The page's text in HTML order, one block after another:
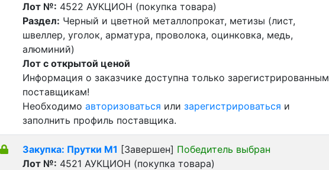
Лот №: 4522 АУКЦИОН (покупка товара)
Раздел: Черный и цветной металлопрокат, метизы (лист,
швеллер, уголок, арматура, проволока, оцинковка, медь,
алюминий)
Лот с открытой ценой
Информация о заказчике доступна только зарегистрированным
поставщикам!
Необходимо авторизоваться или зарегистрироваться и
заполнить профиль поставщика.
Закупка: Прутки М1 [Завершен] Победитель выбран
Лот №: 4521 АУКЦИОН (покупка товара)